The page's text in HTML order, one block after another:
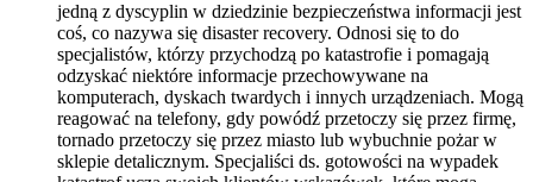
jedną z dyscyplin w dziedzinie bezpieczeństwa informacji jest
coś, co nazywa się disaster recovery. Odnosi się to do
specjalistów, którzy przychodzą po katastrofie i pomagają
odzyskać niektóre informacje przechowywane na
komputerach, dyskach twardych i innych urządzeniach. Mogą
reagować na telefony, gdy powódź przetoczy się przez firmę,
tornado przetoczy się przez miasto lub wybuchnie pożar w
sklepie detalicznym. Specjaliści ds. gotowości na wypadek